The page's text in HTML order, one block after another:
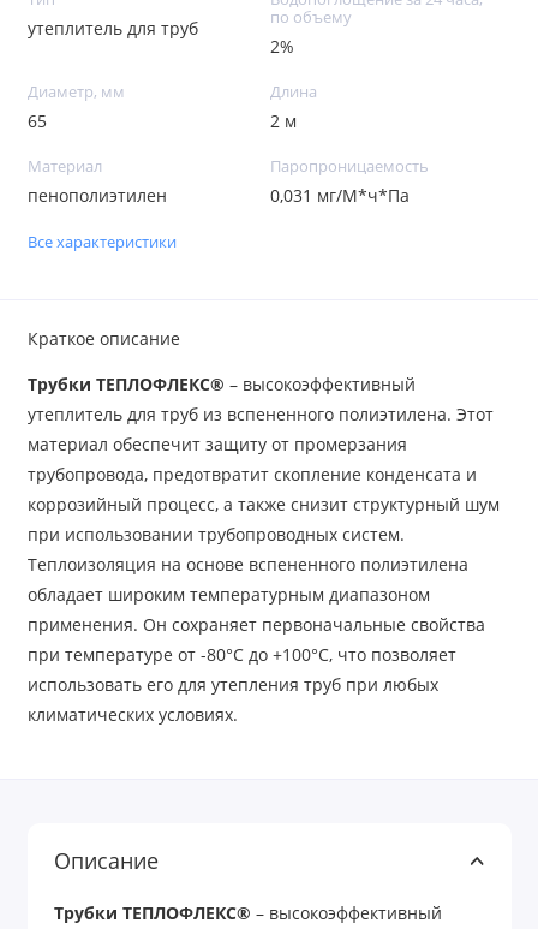
утеплитель для труб
по объему
2%
Диаметр, мм
65
Длина
2 м
Материал
пенополиэтилен
Паропроницаемость
0,031 мг/М*ч*Па
Все характеристики
Краткое описание
Трубки ТЕПЛОФЛЕКС® – высокоэффективный
утеплитель для труб из вспененного полиэтилена. Этот
материал обеспечит защиту от промерзания
трубопровода, предотвратит скопление конденсата и
коррозийный процесс, а также снизит структурный шум
при использовании трубопроводных систем.
Теплоизоляция на основе вспененного полиэтилена
обладает широким температурным диапазоном
применения. Он сохраняет первоначальные свойства
при температуре от -80°С до +100°С, что позволяет
использовать его для утепления труб при любых
климатических условиях.
Описание
Трубки ТЕПЛОФЛЕКС® – высокоэффективный